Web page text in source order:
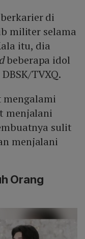
di
militer selama
itu, dia
beberapa idol
TVXQ.
mengalami
menjalani
sulit
menjalani
Orang